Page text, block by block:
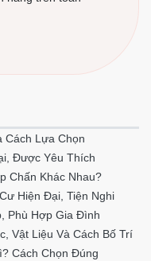
Cách Lựa Chọn
Được Yêu Thích
Chấn Khác Nhau?
Hiện Đại, Tiện Nghi
Phù Hợp Gia Đình
Vật Liệu Và Cách Bố Trí
Cách Chọn Đúng